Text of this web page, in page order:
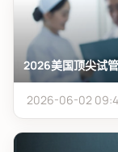
2026美国顶尖试
2026-06-02